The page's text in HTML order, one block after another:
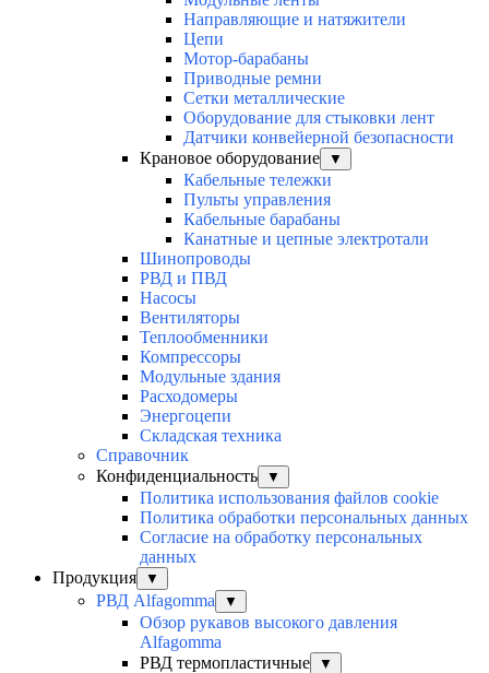
Направляющие и натяжители
Цепи
Мотор-барабаны
Приводные ремни
Сетки металлические
Оборудование для стыковки лент
Датчики конвейерной безопасности
Крановое оборудование
▼
Кабельные тележки
Пульты управления
Кабельные барабаны
Канатные и цепные электротали
Шинопроводы
РВД и ПВД
Насосы
Вентиляторы
Теплообменники
Компрессоры
Модульные здания
Расходомеры
Энергоцепи
Складская техника
Справочник
Конфиденциальность
▼
Политика использования файлов cookie
Политика обработки персональных данных
Согласие на обработку персональных
данных
Продукция
▼
РВД Alfagomma ▼
Обзор рукавов высокого давления
Alfagomma
РВД термопластичные
▼